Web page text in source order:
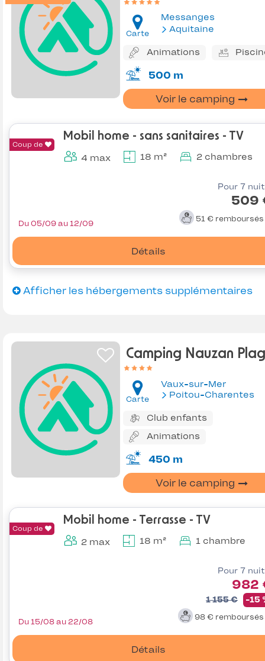
Carte
Messanges
Aquitaine
Animations
500 m
Voir le camping
Coup de
Mobil home - sans sanitaires - TV
4 max 18 m² 2 chambres
Pour 7
509
51 € remboursés
Détails
Du 05/09 au 12/09
Afficher les hébergements supplémentaires
Camping Nauzan
Carte
Vaux-sur-Mer
Poitou-Charentes
Club enfants
Animations
450 m
Voir le camping
Coup de
Mobil home - Terrasse - TV
2 max 18 m² 1 chambre
Pour 7
982
1 155 € -15
98 € remboursés
Détails
Du 15/08 au 22/08